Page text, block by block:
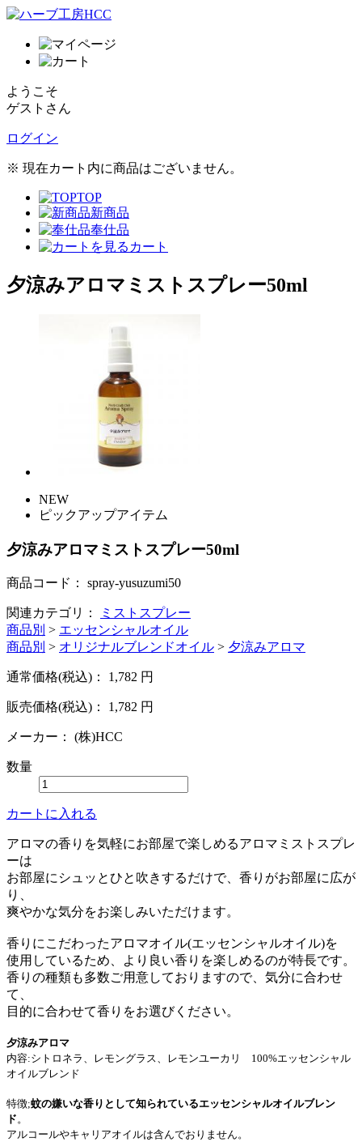
ようこそ
ゲストさん
ログイン
※ 現在カート内に商品はございません。
TOP
新商品
奉仕品
カート
夕涼みアロマミストスプレー50ml
NEW
ピックアップアイテム
夕涼みアロマミストスプレー50ml
商品コード： spray-yusuzumi50
関連カテゴリ：
ミストスプレー
商品別 > エッセンシャルオイル
商品別 > オリジナルブレンドオイル > 夕涼みアロマ
通常価格(税込)： 1,782 円
販売価格(税込)： 1,782 円
メーカー： (株)HCC
数量
カートに入れる
アロマの香りを気軽にお部屋で楽しめるアロマミストスプレ
ーは
お部屋にシュッとひと吹きするだけで、香りがお部屋に広が
り、
爽やかな気分をお楽しみいただけます。
香りにこだわったアロマオイル(エッセンシャルオイル)を
使用しているため、より良い香りを楽しめるのが特長です。
香りの種類も多数ご用意しておりますので、気分に合わせ
て、
目的に合わせて香りをお選びください。
夕涼みアロマ
内容:シトロネラ、レモングラス、レモンユーカリ 100%エッセンシャル
オイルブレンド
特徴;蚊の嫌いな香りとして知られているエッセンシャルオイルブレン
ド。
アルコールやキャリアオイルは含んでおりません。